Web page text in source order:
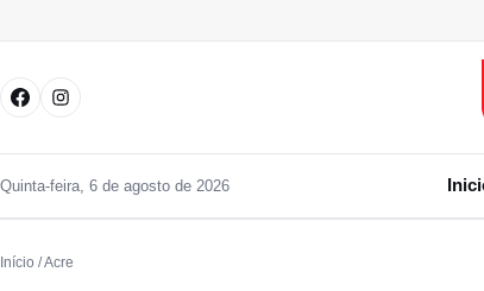
Quinta-feira, 6 de agosto de 2026
Início / Acre